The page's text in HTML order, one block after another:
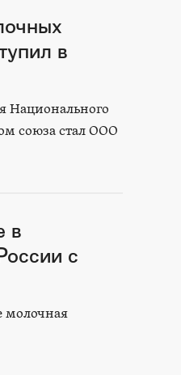
в
Национального
союза стал ООО
в
с
молочная